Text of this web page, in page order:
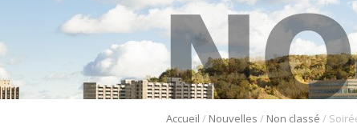
Accueil / Nouvelles / Non classé /